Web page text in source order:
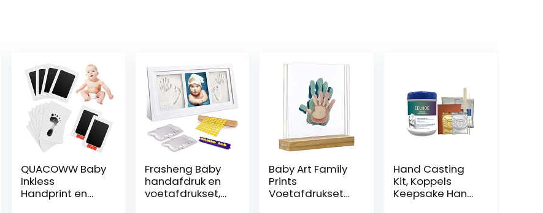
QUACOWW Baby
Inkless
Handprint en
Frasheng Baby
handafdruk en
voetafdrukset,
Baby Art Family
Prints
Voetafdrukset
Hand Casting
Kit, Koppels
Keepsake Hand